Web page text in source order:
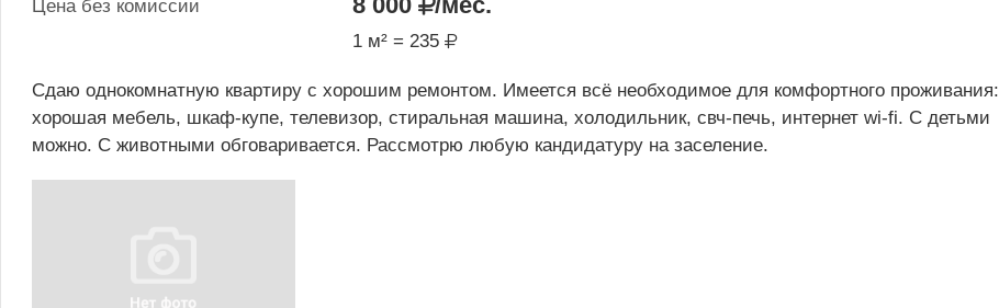
Цена без комиссии
1 м² = 235
Сдаю однокомнатную квартиру с хорошим ремонтом. Имеется всё необходимое для комфортного проживания:
хорошая мебель, шкаф-купе, телевизор, стиральная машина, холодильник, свч-печь, интернет wi-fi. С детьми
можно. С животными обговаривается. Рассмотрю любую кандидатуру на заселение.